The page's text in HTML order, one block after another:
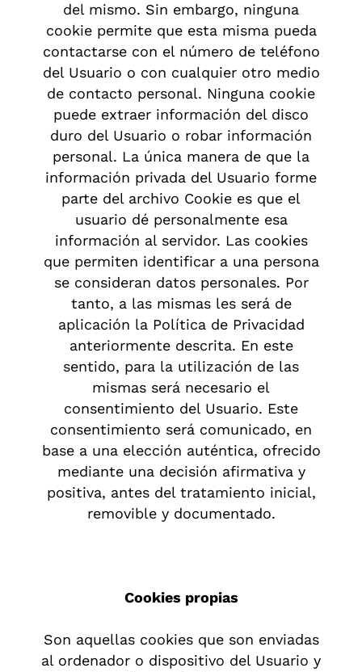
del mismo. Sin embargo, ninguna
cookie permite que esta misma pueda
contactarse con el número de teléfono
del Usuario o con cualquier otro medio
de contacto personal. Ninguna cookie
puede extraer información del disco
duro del Usuario o robar información
personal. La única manera de que la
información privada del Usuario forme
parte del archivo Cookie es que el
usuario dé personalmente esa
información al servidor. Las cookies
que permiten identificar a una persona
se consideran datos personales. Por
tanto, a las mismas les será de
aplicación la Política de Privacidad
anteriormente descrita. En este
sentido, para la utilización de las
mismas será necesario el
consentimiento del Usuario. Este
consentimiento será comunicado, en
base a una elección auténtica, ofrecido
mediante una decisión afirmativa y
positiva, antes del tratamiento inicial,
removible y documentado.
Cookies propias
Son aquellas cookies que son enviadas
al ordenador o dispositivo del Usuario y